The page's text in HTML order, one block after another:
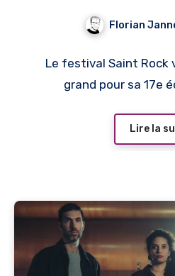
Florian
Le festival Saint Rock
grand pour sa 17e
Lire la